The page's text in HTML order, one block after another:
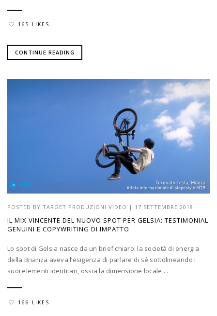
165 LIKES
CONTINUE READING
POSTED BY TARGET PRODUZIONI VIDEO | 17 SETTEMBRE 2018
IL MIX VINCENTE DEL NUOVO SPOT PER GELSIA: TESTIMONIAL
GENUINI E COPYWRITING DI IMPATTO
Lo spot di Gelsia nasce da un brief chiaro: la società di energia
della Brianza aveva l’esigenza di parlare di sé sottolineando i
suoi elementi identitari, ossia la dimensione locale,...
166 LIKES